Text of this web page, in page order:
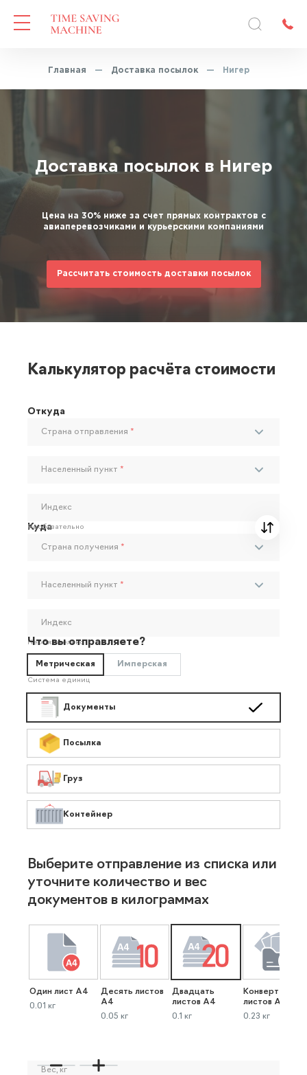
Главная — Доставка посылок — Нигер
Доставка посылок в Нигер
Цена на 30% ниже за счет прямых контрактов с
авиаперевозчиками и курьерскими компаниями
Рассчитать стоимость доставки посылок
Калькулятор расчёта стоимости
Откуда
Страна отправления *
Населенный пункт *
Индекс
Необязательно
Куда
Страна получения *
Населенный пункт *
Индекс
Необязательно
Что вы отправляете?
Метрическая Имперская
Система единиц
Документы
Посылка
Груз
Контейнер
Выберите отправление из списка или
уточните количество и вес
документов в килограммах
Один лист А4
0.01 кг
Десять листов
А4
0.05 кг
Двадцать
листов А4
0.1 кг
Конверт до 40
листов А4
0.23 кг
Вес, кг